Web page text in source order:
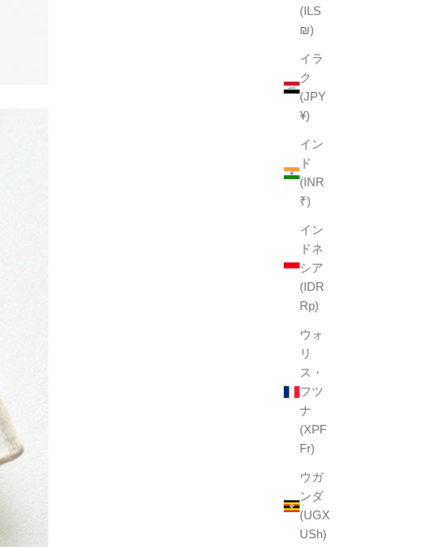
(ILS
₪)
イラ
ク
(JPY
¥)
イン
ド
(INR
₹)
イン
ドネ
シア
(IDR
Rp)
ウォ
リ
ス・
フツ
ナ
(XPF
Fr)
ウガ
ンダ
(UGX
USh)